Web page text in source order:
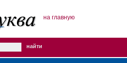
на главную